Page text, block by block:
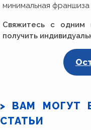
минимальная
Свяжитесь с одним
получить
> ВАМ МОГУТ
СТАТЬИ